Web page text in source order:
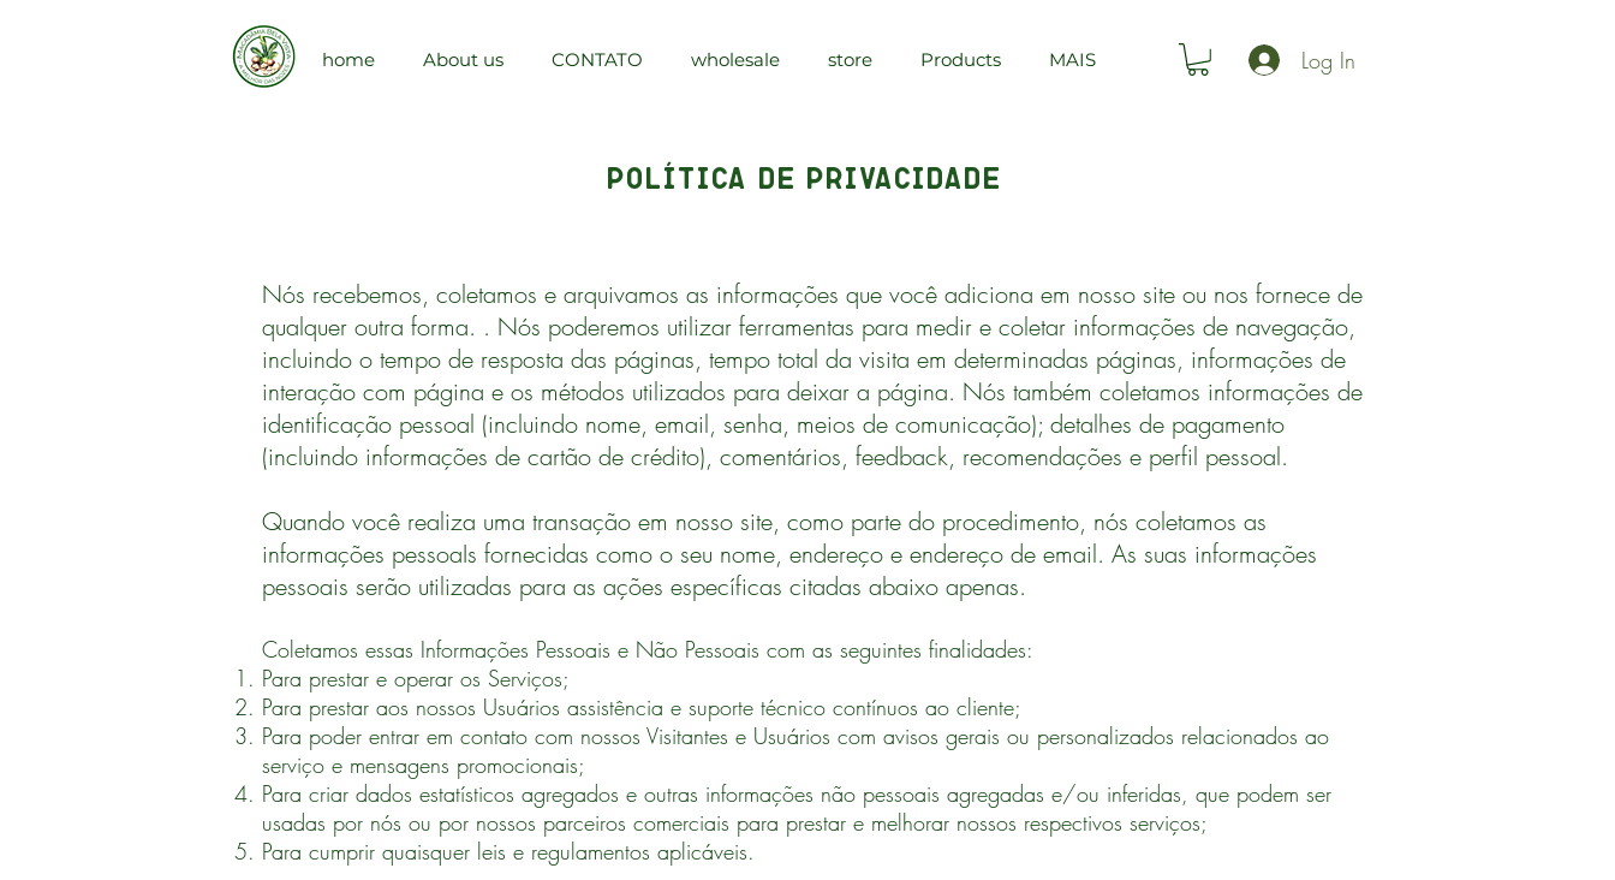
home About us CONTATO wholesale store Products MAIS Log In
POLÍTICA DE PRIVACIDADE
Nós recebemos, coletamos e arquivamos as informações que você adiciona em nosso site ou nos fornece de
qualquer outra forma. . Nós poderemos utilizar ferramentas para medir e coletar informações de navegação,
incluindo o tempo de resposta das páginas, tempo total da visita em determinadas páginas, informações de
interação com página e os métodos utilizados para deixar a página. Nós também coletamos informações de
identificação pessoal (incluindo nome, email, senha, meios de comunicação); detalhes de pagamento
(incluindo informações de cartão de crédito), comentários, feedback, recomendações e perfil pessoal.
Quando você realiza uma transação em nosso site, como parte do procedimento, nós coletamos as
informações pessoaIs fornecidas como o seu nome, endereço e endereço de email. As suas informações
pessoais serão utilizadas para as ações específicas citadas abaixo apenas.
Coletamos essas Informações Pessoais e Não Pessoais com as seguintes finalidades:
Para prestar e operar os Serviços;
Para prestar aos nossos Usuários assistência e suporte técnico contínuos ao cliente;
Para poder entrar em contato com nossos Visitantes e Usuários com avisos gerais ou personalizados relacionados ao
serviço e mensagens promocionais;
Para criar dados estatísticos agregados e outras informações não pessoais agregadas e/ou inferidas, que podem ser
usadas por nós ou por nossos parceiros comerciais para prestar e melhorar nossos respectivos serviços;
Para cumprir quaisquer leis e regulamentos aplicáveis.